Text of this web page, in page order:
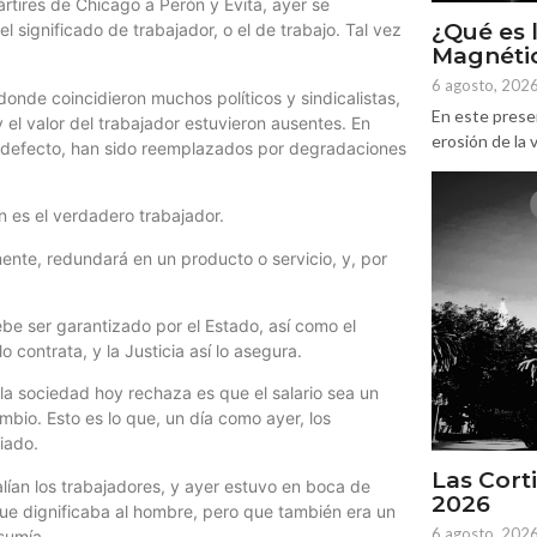
de Chicago a Perón y Evita, ayer se
significado de trabajador, o el de trabajo. Tal vez
coincidieron muchos políticos y sindicalistas,
valor del trabajador estuvieron ausentes. En
han sido reemplazados por degradaciones
es el verdadero trabajador.
redundará en un producto o servicio, y, por
ser garantizado por el Estado, así como el
contrata, y la Justicia así lo asegura.
sociedad hoy rechaza es que el salario sea un
Esto es lo que, un día como ayer, los
los trabajadores, y ayer estuvo en boca de
dignificaba al hombre, pero que también era un
¿Qué
6 agosto,
En este
erosión de la
Las
2026